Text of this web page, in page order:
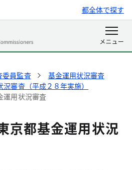
都全体で探す
委員監査
基金運用状況審査
審査（平成２８年実施）
運用状況審査
京都基金運用状況